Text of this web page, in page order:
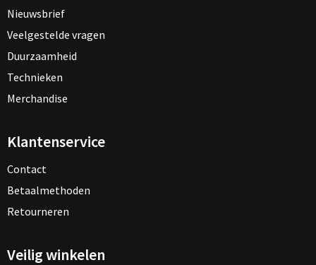
Nieuwsbrief
Veelgestelde vragen
Duurzaamheid
Technieken
Merchandise
Klantenservice
Contact
Betaalmethoden
Retourneren
Veilig winkelen